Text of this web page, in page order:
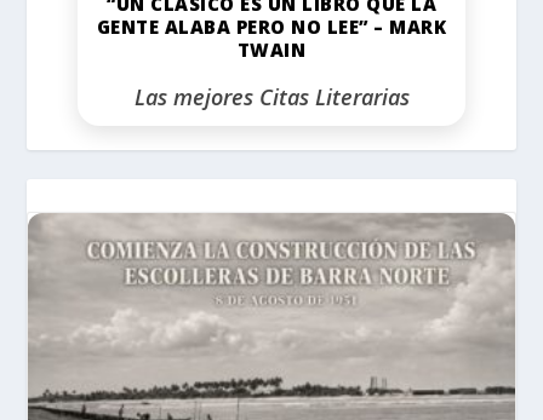
GENTE ALABA PERO NO LEE” – MARK
TWAIN
Las mejores Citas Literarias